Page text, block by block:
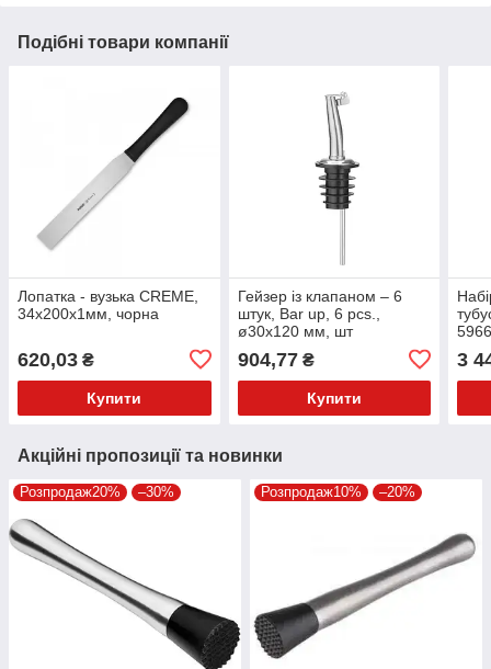
Подібні товари компанії
Лопатка - вузька CREME,
34x200x1мм, чорна
620,03 ₴
Купити
Гейзер із клапаном – 6
штук, Bar up, 6 pcs.,
ø30x120 мм, шт
904,77₴
Купити
3
Акційні пропозиції та новинки
Розпродаж20% –30% Розпродаж10% –20%